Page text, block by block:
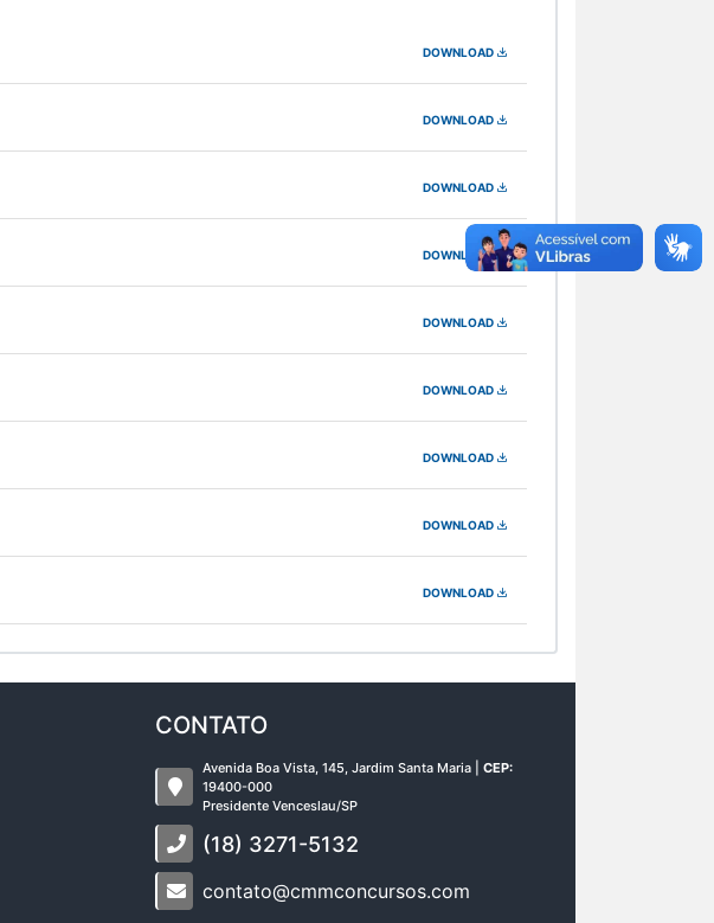
DOWNLOAD
DOWNLOAD
DOWNLOAD
DOWNLOAD
DOWNLOAD
DOWNLOAD
DOWNLOAD
DOWNLOAD
DOWNLOAD
CONTATO
Avenida Boa Vista, 145, Jardim Santa Maria | CEP:
19400-000
Presidente Venceslau/SP
(18) 3271-5132
contato@cmmconcursos.com